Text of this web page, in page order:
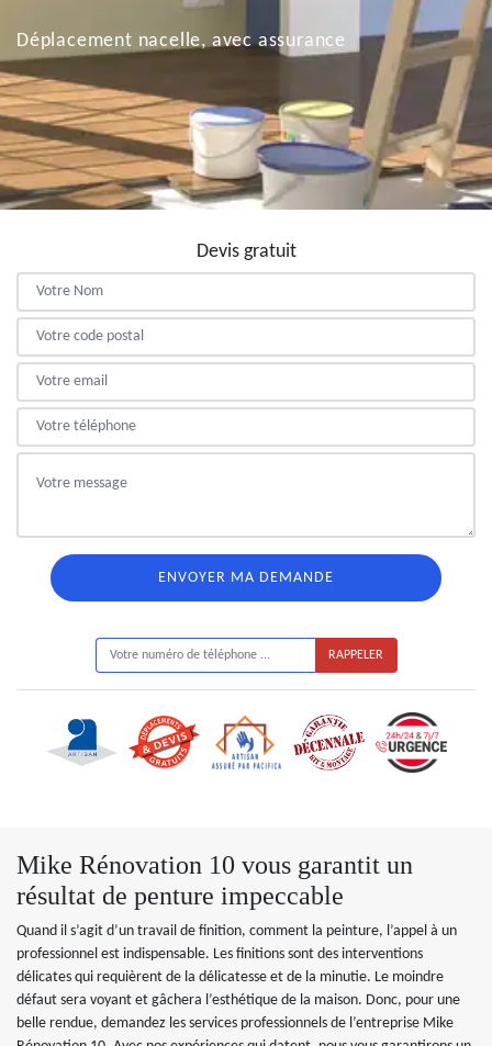
Déplacement nacelle, avec assurance
Devis gratuit
Mike Rénovation 10 vous garantit un
résultat de penture impeccable
Quand il s’agit d’un travail de finition, comment la peinture, l’appel à un
professionnel est indispensable. Les finitions sont des interventions
délicates qui requièrent de la délicatesse et de la minutie. Le moindre
défaut sera voyant et gâchera l’esthétique de la maison. Donc, pour une
belle rendue, demandez les services professionnels de l’entreprise Mike